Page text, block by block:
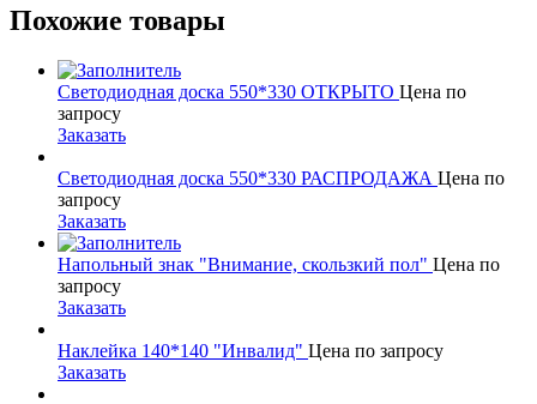
Похожие товары
Светодиодная доска 550*330 ОТКРЫТО Цена по
запросу
Заказать
Светодиодная доска 550*330 РАСПРОДАЖА Цена по
запросу
Заказать
Напольный знак "Внимание, скользкий пол" Цена по
запросу
Заказать
Наклейка 140*140 "Инвалид" Цена по запросу
Заказать